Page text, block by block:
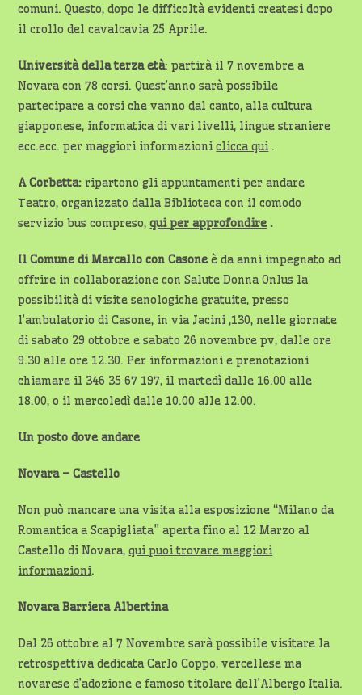
comuni. Questo, dopo le difficoltà evidenti createsi dopo
il crollo del cavalcavia 25 Aprile.
Università della terza età: partirà il 7 novembre a
Novara con 78 corsi. Quest’anno sarà possibile
partecipare a corsi che vanno dal canto, alla cultura
giapponese, informatica di vari livelli, lingue straniere
ecc.ecc. per maggiori informazioniclicca qui .
A Corbetta: ripartono gli appuntamenti per andare
Teatro, organizzato dalla Biblioteca con il comodo
servizio bus compreso,qui per approfondire .
Il Comune di Marcallo con Casone è da anni impegnato ad
offrire in collaborazione con Salute Donna Onlus la
possibilità di visite senologiche gratuite, presso
l’ambulatorio di Casone, in via Jacini ,130, nelle giornate
di sabato 29 ottobre e sabato 26 novembre pv, dalle ore
9.30 alle ore 12.30. Per informazioni e prenotazioni
chiamare il 346 35 67 197, il martedì dalle 16.00 alle
18.00, o il mercoledì dalle 10.00 alle 12.00.
Un posto dove andare
Novara – Castello
Non può mancare una visita alla esposizione “Milano da
Romantica a Scapigliata” aperta fino al 12 Marzo al
Castello di Novara,qui puoi trovare maggiori
informazioni.
Novara Barriera Albertina
Dal 26 ottobre al 7 Novembre sarà possibile visitare la
retrospettiva dedicata Carlo Coppo, vercellese ma
novarese d’adozione e famoso titolare dell’Albergo Italia.